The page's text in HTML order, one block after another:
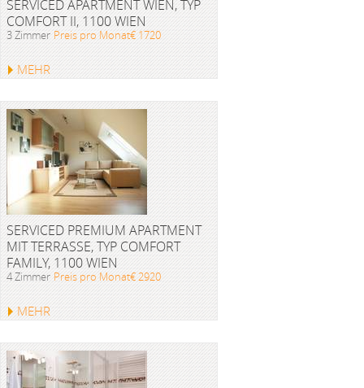
SERVICED APARTMENT WIEN, TYP
COMFORT II, 1100 WIEN
3 Zimmer Preis pro Monat€ 1720
MEHR
SERVICED PREMIUM APARTMENT
MIT TERRASSE, TYP COMFORT
FAMILY, 1100 WIEN
4 Zimmer Preis pro Monat€ 2920
MEHR